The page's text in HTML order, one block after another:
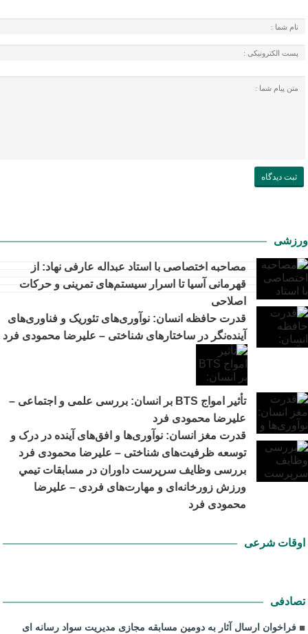
ورزشی
مصاحبه اختصاصی با استاد عبداله عارفی نهاد: از
قهرمانی آسیا تا اسرار سیستم‌های تمرینی و حرکات
اصلاحی
قدرت حافظه انسان: نوآوری‌های تئوریک و فناوری‌های
آینده‌نگر در ساختارهای شناختی – علیرضا محمودی فرد
تأثیر امواج BTS بر انسان: بررسی علمی و اجتماعی –
علیرضا محمودی فرد
قدرت مغز انسان: نوآوری‌ها و افق‌های آینده در درک و
توسعه ظرفیت‌های شناختی – علیرضا محمودی فرد
بررسی وظايف سرپرست داوران در مسابقات تیمي
ورزش زورخانه‌ای و مهارت‌های فردی – علیرضا
محمودی فرد
اوقات شرعی
تصادفی
فراخوان ارسال آثار به دومین مسابقه مجازی مدیریت سواد رسانه ای